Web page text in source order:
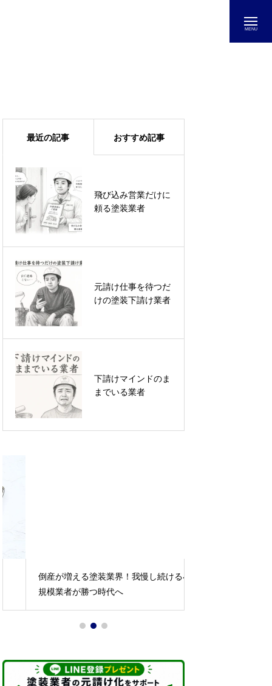
最近の記事 おすすめ記事
飛び込み営業だけに
頼る塗装業者
元請け仕事を待つだ
けの塗装下請け業者
下請けマインドのま
までいる業者
外壁塗装のルーティ
ーン｜日本ペイント
がり｜養生｜ホーム
【塗装屋向け】リス
クをとらないことこ
なぜ外壁塗装ポータ
ルサイトの紹介が減
倒産が増える塗装業界！我慢し続ける小
規模業者が勝つ時代へ